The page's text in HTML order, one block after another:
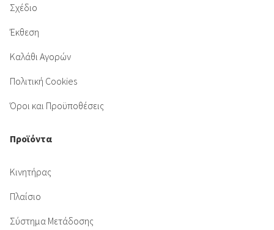
Σχέδιο
Έκθεση
Καλάθι Αγορών
Πολιτική Cookies
Όροι και Προϋποθέσεις
Προϊόντα
Κινητήρας
Πλαίσιο
Σύστημα Μετάδοσης